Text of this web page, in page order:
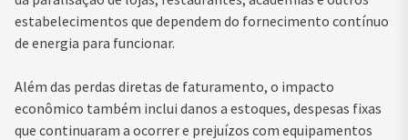
estabelecimentos que dependem do fornecimento contínuo
de energia para funcionar.
Além das perdas diretas de faturamento, o impacto
econômico também inclui danos a estoques, despesas fixas
que continuaram a ocorrer e prejuízos com equipamentos